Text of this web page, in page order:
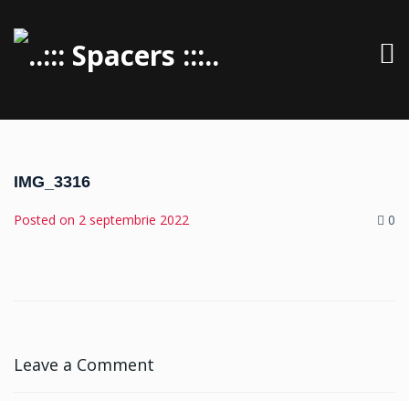
IMG_3316
Posted on 2 septembrie 2022 0
Leave a Comment